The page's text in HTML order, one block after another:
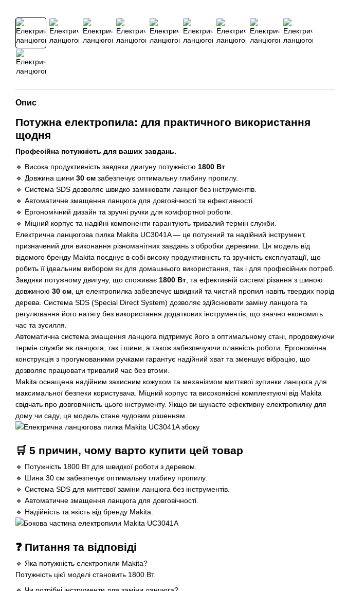
Опис
Потужна електропила: для практичного використання
щодня
Професійна потужність для ваших завдань.
🔹 Висока продуктивність завдяки двигуну потужністю 1800 Вт
🔹 Довжина шини 30 см забезпечує оптимальну глибину пропилу.
🔹 Система SDS дозволяє швидко замінювати ланцюг без інструментів.
🔹 Автоматичне змащення ланцюга для довговічності та ефективності.
🔹 Ергономічний дизайн та зручні ручки для комфортної роботи.
🔹 Міцний корпус та надійні компоненти гарантують тривалий термін служби.
Електрична ланцюгова пилка Makita UC3041A — це потужний та надійний інструмент,
призначений для виконання різноманітних завдань з обробки деревини. Ця модель від
відомого бренду Makita поєднує в собі високу продуктивність та зручність експлуатації, що
робить її ідеальним вибором як для домашнього використання, так і для професійних потреб.
Завдяки потужному двигуну, що споживає 1800 Вт , та ефективній системі різання з шиною
довжиною 30 см , ця електропилка забезпечує швидкий та чистий пропил навіть твердих порід
дерева. Система SDS (Special Direct System) дозволяє здійснювати заміну ланцюга та
регулювання його натягу без використання додаткових інструментів, що значно економить
час та зусилля.
Автоматична система змащення ланцюга підтримує його в оптимальному стані, продовжуючи
термін служби як ланцюга, так і шини, а також забезпечуючи плавність роботи. Ергономічна
конструкція з прогумованими ручками гарантує надійний хват та зменшує вібрацію, що
дозволяє працювати тривалий час без втоми.
Makita оснащена надійним захисним кожухом та механізмом миттєвої зупинки ланцюга для
максимальної безпеки користувача. Міцний корпус та високоякісні комплектуючі від Makita
свідчать про довговічність цього інструменту. Якщо ви шукаєте ефективну електропилку для
дому чи саду, ця модель стане чудовим рішенням.
🛒 5 причин, чому варто купити цей товар
🔹 Потужність 1800 Вт для швидкої роботи з деревом.
🔹 Шина 30 см забезпечує оптимальну глибину пропилу.
🔹 Система SDS для миттєвої заміни ланцюга без інструментів.
🔹 Автоматичне змащення ланцюга для довговічності.
🔹 Надійність та якість від бренду Makita.
❓ Питання та відповіді
🔹 Яка потужність електропили Makita?
Потужність цієї моделі становить 1800 Вт.